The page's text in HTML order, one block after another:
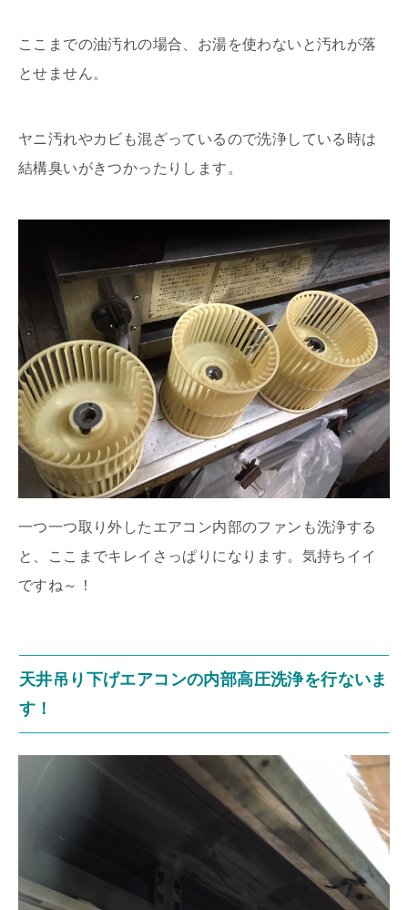
ここまでの油汚れの場合、お湯を使わないと汚れが落
とせません。
ヤニ汚れやカビも混ざっているので洗浄している時は
結構臭いがきつかったりします。
一つ一つ取り外したエアコン内部のファンも洗浄する
と、ここまでキレイさっぱりになります。気持ちイイ
ですね～！
天井吊り下げエアコンの内部高圧洗浄を行ないま
す！